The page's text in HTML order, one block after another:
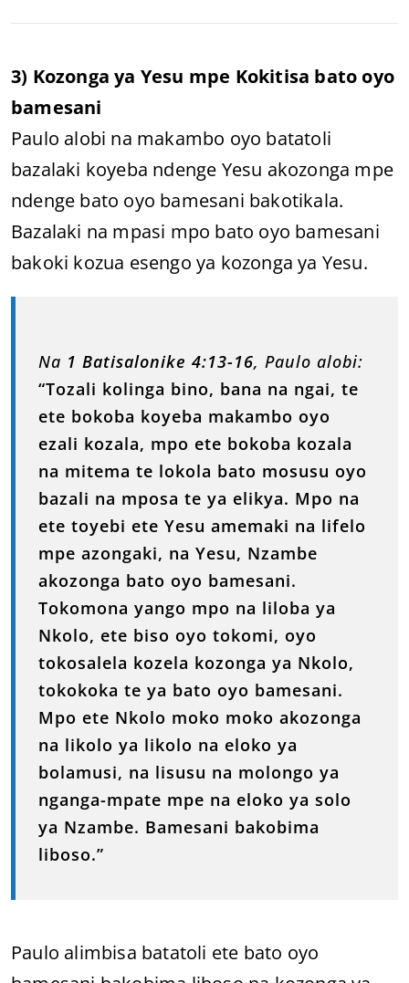
3) Kozonga ya Yesu mpe Kokitisa bato oyo
bamesani
Paulo alobi na makambo oyo batatoli
bazalaki koyeba ndenge Yesu akozonga mpe
ndenge bato oyo bamesani bakotikala.
Bazalaki na mpasi mpo bato oyo bamesani
bakoki kozua esengo ya kozonga ya Yesu.
Na 1 Batisalonike 4:13-16, Paulo alobi:
“Tozali kolinga bino, bana na ngai, te
ete bokoba koyeba makambo oyo
ezali kozala, mpo ete bokoba kozala
na mitema te lokola bato mosusu oyo
bazali na mposa te ya elikya. Mpo na
ete toyebi ete Yesu amemaki na lifelo
mpe azongaki, na Yesu, Nzambe
akozonga bato oyo bamesani.
Tokomona yango mpo na liloba ya
Nkolo, ete biso oyo tokomi, oyo
tokosalela kozela kozonga ya Nkolo,
tokokoka te ya bato oyo bamesani.
Mpo ete Nkolo moko moko akozonga
na likolo ya likolo na eloko ya
bolamusi, na lisusu na molongo ya
nganga-mpate mpe na eloko ya solo
ya Nzambe. Bamesani bakobima
liboso.”
Paulo alimbisa batatoli ete bato oyo